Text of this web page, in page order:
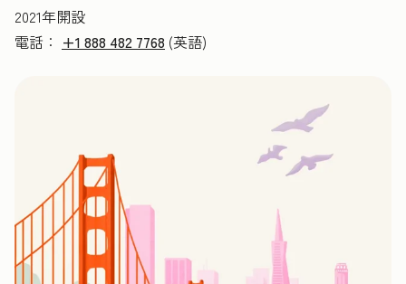
2021年開設
電話： +1 888 482 7768 (英語)